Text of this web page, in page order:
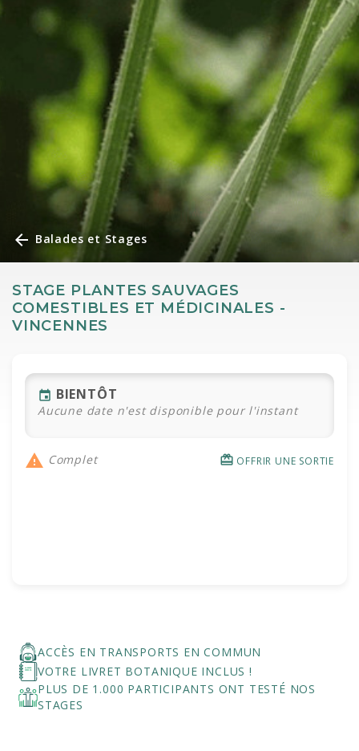
arrow_back Balades et Stages
ACCÈS EN TRANSPORTS EN COMMUN
VOTRE LIVRET BOTANIQUE INCLUS !
PLUS DE 1.000 PARTICIPANTS ONT TESTÉ NOS
STAGES
STAGE PLANTES SAUVAGES
COMESTIBLES ET MÉDICINALES -
VINCENNES
event BIENTÔT
Aucune date n'est disponible pour l'instant
 Complet redeem OFFRIR UNE SORTIE